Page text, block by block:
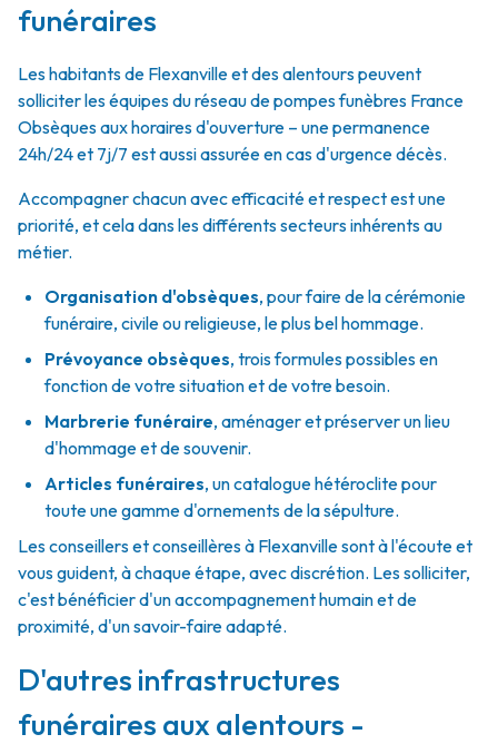
funéraires
Les habitants de Flexanville et des alentours peuvent
solliciter les équipes du réseau de pompes funèbres France
Obsèques aux horaires d'ouverture – une permanence
24h/24 et 7j/7 est aussi assurée en cas d'urgence décès.
Accompagner chacun avec efficacité et respect est une
priorité, et cela dans les différents secteurs inhérents au
métier.
Organisation d'obsèques, pour faire de la cérémonie
funéraire, civile ou religieuse, le plus bel hommage.
Prévoyance obsèques, trois formules possibles en
fonction de votre situation et de votre besoin.
Marbrerie funéraire, aménager et préserver un lieu
d'hommage et de souvenir.
Articles funéraires, un catalogue hétéroclite pour
toute une gamme d'ornements de la sépulture.
Les conseillers et conseillères à Flexanville sont à l'écoute et
vous guident, à chaque étape, avec discrétion. Les solliciter,
c'est bénéficier d'un accompagnement humain et de
proximité, d'un savoir-faire adapté.
D'autres infrastructures
funéraires aux alentours -